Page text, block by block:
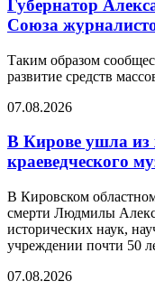
Губернатор
Союза
Таким образом
развитие средств
07.08.2026
В Кирове ушла из
краеведческого
В Кировском
смерти Людмилы
исторических наук,
учреждении почти 50
07.08.2026